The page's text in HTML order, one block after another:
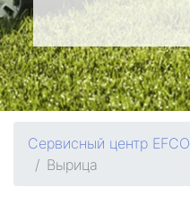
Сервисный центр EFCO
Вырица